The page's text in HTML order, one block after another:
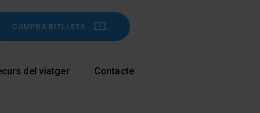
COMPRA BITLLETS
del viatger Contacte